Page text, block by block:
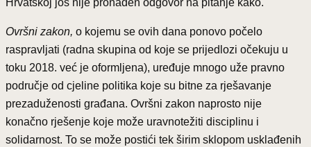
Ovršni zakon, o kojemu se ovih dana ponovo počelo
raspravljati (radna skupina od koje se prijedlozi očekuju u
toku 2018. već je oformljena), uređuje mnogo uže pravno
područje od cjeline politika koje su bitne za rješavanje
prezaduženosti građana. Ovršni zakon naprosto nije
konačno rješenje koje može uravnotežiti disciplinu i
solidarnost. To se može postići tek širim sklopom usklađenih